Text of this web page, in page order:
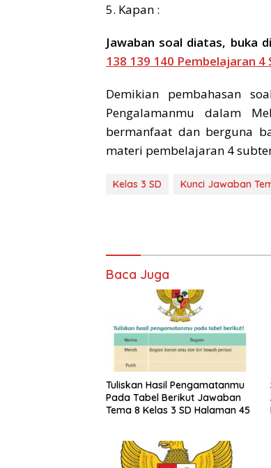
5. Kapan :
Jawaban soal diatas, buka
138 139 140 Pembelajaran
Demikian pembahasan
Pengalamanmu dalam
bermanfaat dan berguna
materi pembelajaran 4
Kelas 3 SD Kunci Jawaban
Baca Juga
Tuliskan Hasil Pengamatanmu
Pada Tabel Berikut Jawaban
Tema 8 Kelas 3 SD Halaman 45